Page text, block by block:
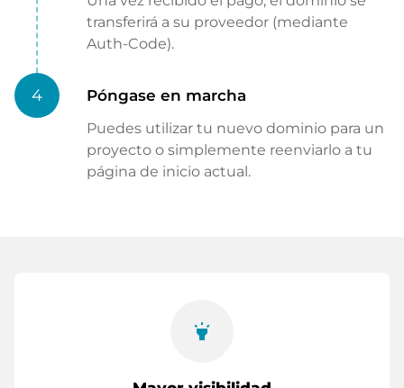
transferirá a su proveedor (mediante
Auth-Code).
4 Póngase en marcha
Puedes utilizar tu nuevo dominio para un
proyecto o simplemente reenviarlo a tu
página de inicio actual.
highlight